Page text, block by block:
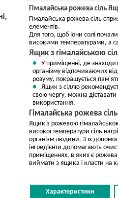
Гімалайська рожева сіль
Гімалайська рожева сіль
елементів.
Для того, щоб іони солі
високими температурами, а
Ящик з гімалайською
У приміщенні, де
організму відпочиваючих
розуму, покращується
Ящик з сіллю
свою чергу, можна
використання.
Гімалайська рожева
Ящик з рожевою
високої температури сіль
організм людини. З їх
інгредієнти допомагають
приміщеннях, в яких є рожева
виймати з ящика і класти на
Характеристики